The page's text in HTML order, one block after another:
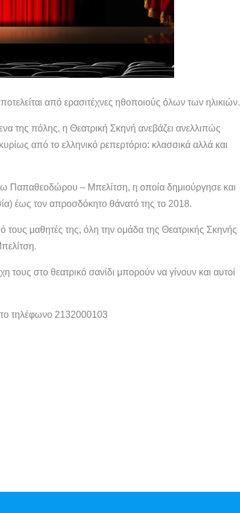
από ερασιτέχνες ηθοποιούς όλων των ηλικιών.
της πόλης, η Θεατρική Σκηνή ανεβάζει ανελλιπώς
από το ελληνικό ρεπερτόριο: κλασσικά αλλά και
Παπαθεοδώρου – Μπελίτση, η οποία δημιούργησε και
έως τον απροσδόκητο θάνατό της το 2018.
μαθητές της, όλη την ομάδα της Θεατρικής Σκηνής
στο θεατρικό σανίδι μπορούν να γίνουν και αυτοί
τηλέφωνο 2132000103